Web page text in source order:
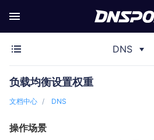
DNS
负载均衡设置权重
文档中心 DNS
操作场景